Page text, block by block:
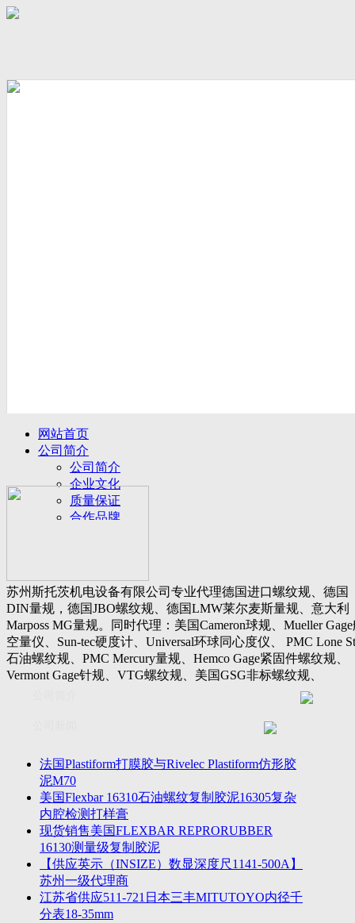
网站首页
公司简介
公司简介
企业文化
质量保证
合作品牌
公司新闻
行业动态
设备展厅
资料下载
视频下载
资料下载
软件下载
苏州斯托茨机电设备有限公司专业代理德国进口螺纹规、德国
DIN量规，德国JBO螺纹规、德国LMW莱尔麦斯量规、意大利
Marposs MG量规。同时代理：美国Cameron球规、Mueller
空量仪、Sun-tec硬度计、Universal环球同心度仪、 PMC Lone
石油螺纹规、PMC Mercury量规、Hemco Gage紧固件螺纹规、
Vermont Gage针规、VTG螺纹规、美国GSG非标螺纹规、
Threadcheck航空螺纹规、 Westport医疗螺纹规、英国
惠氏螺纹规、Tru-thread石油螺纹规、美国Gagemaker单项仪，
士TESA测高仪、德国Mahr马尔粗糙度仪、数显深度尺、东精
影像仪、英国Zodiac gauge、英国Original Gauge螺纹规等。
法国Plastiform打膜胶与Rivelec Plastiform仿形胶
泥M70
美国Flexbar 16310石油螺纹复制胶泥16305复杂
内腔检测打样膏
现货销售美国FLEXBAR REPRORUBBER
16130测量级复制胶泥
【供应英示（INSIZE）数显深度尺1141-500A】
苏州一级代理商
江苏省供应511-721日本三丰MITUTOYO内径千
分表18-35mm